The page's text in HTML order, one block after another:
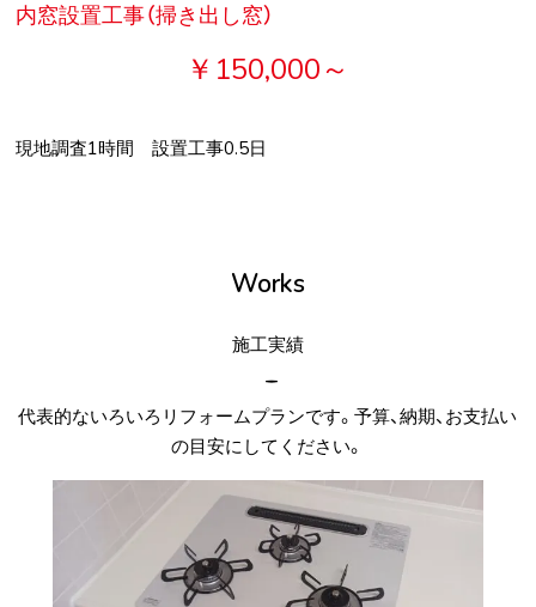
内窓設置工事（掃き出し窓）
￥150,000～
現地調査1時間 設置工事0.5日
Works
施工実績
代表的ないろいろリフォームプランです。予算、納期、お⽀払い
の目安にしてください。